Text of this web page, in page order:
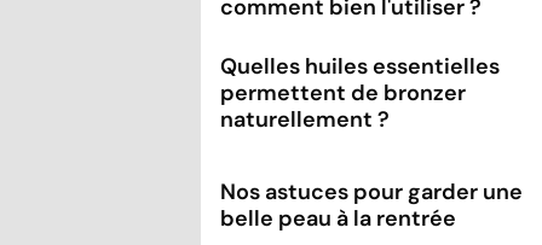
comment bien l'utiliser ?
Quelles huiles essentielles
permettent de bronzer
naturellement ?
Nos astuces pour garder une
belle peau à la rentrée